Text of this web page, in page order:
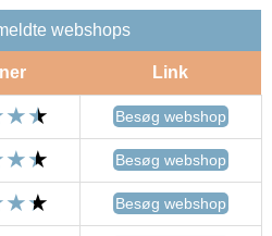
webshops
Link
Besøg webshop
Besøg webshop
Besøg webshop